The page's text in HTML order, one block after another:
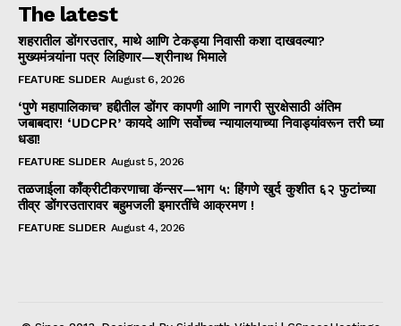
The latest
शहरातील डोंगरउतार, माथे आणि टेकड्या निवासी कशा दाखवल्या?
मुख्यमंत्र्यांना पत्र लिहिणार—श्रीनाथ भिमाले
FEATURE SLIDER August 6, 2026
‘पुणे महापालिकाच’ हद्दीतील डोंगर कापणी आणि नागरी सुरक्षेसाठी अंतिम
जबाबदार! ‘UDCPR’ कायदे आणि सर्वोच्च न्यायालयाच्या निवाड्यांवरून तरी घ्या
धडा!
FEATURE SLIDER August 5, 2026
तळजाईला काँक्रीटीकरणाचा कॅन्सर—भाग ५: हिंगणे खुर्द कुशीत ६२ फुटांच्या
तीव्र डोंगरउतारावर बहुमजली इमारतींचे आक्रमण !
FEATURE SLIDER August 4, 2026